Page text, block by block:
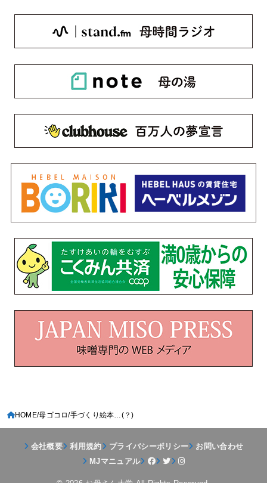
HOME 母ゴコロ 手づくり絵本…(？)
会社概要 利用規約 プライバシーポリシー
お問い合わせ
MJマニュアル